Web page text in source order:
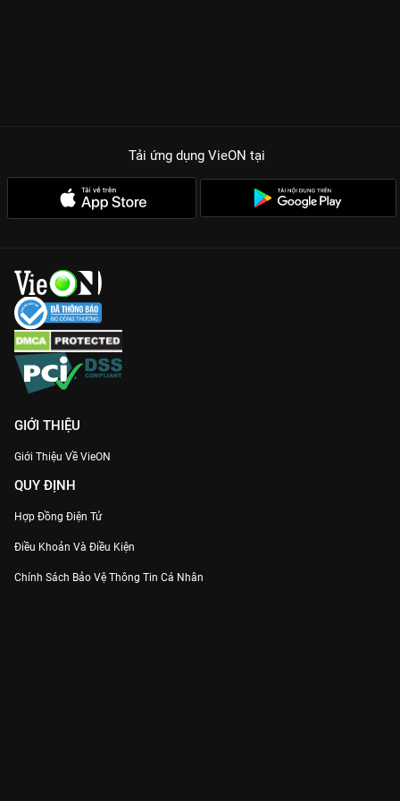
Tải ứng dụng VieON tại
GIỚI THIỆU
Giới Thiệu Về VieON
QUY ĐỊNH
Hợp Đồng Điện Tử
Điều Khoản Và Điều Kiện
Chính Sách Bảo Vệ Thông Tin Cá Nhân